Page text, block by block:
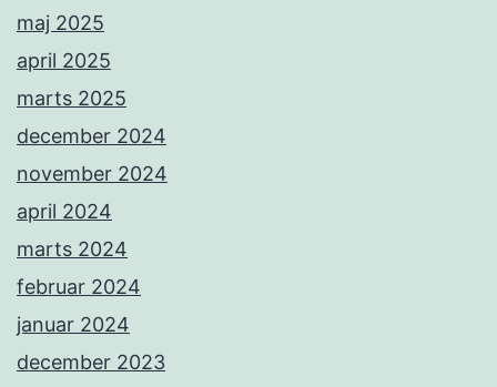
maj 2025
april 2025
marts 2025
december 2024
november 2024
april 2024
marts 2024
februar 2024
januar 2024
december 2023